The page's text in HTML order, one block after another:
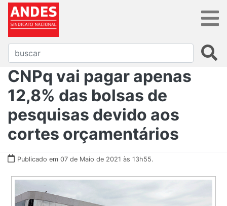
CNPq vai pagar apenas
12,8% das bolsas de
pesquisas devido aos
cortes orçamentários
Publicado em 07 de Maio de 2021 às 13h55.